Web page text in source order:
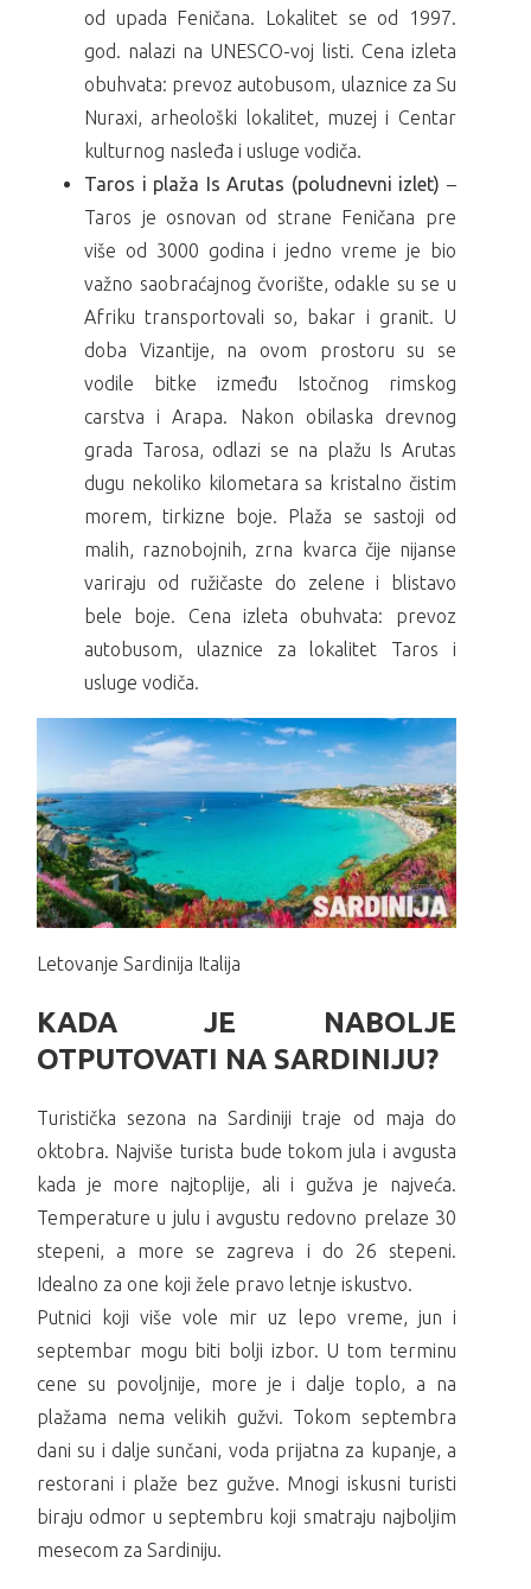
od upada Feničana. Lokalitet se od 1997.
god. nalazi na UNESCO-voj listi. Cena izleta
obuhvata: prevoz autobusom, ulaznice za Su
Nuraxi, arheološki lokalitet, muzej i Centar
kulturnog nasleđa i usluge vodiča.
Taros i plaža Is Arutas (poludnevni izlet) –
Taros je osnovan od strane Feničana pre
više od 3000 godina i jedno vreme je bio
važno saobraćajnog čvorište, odakle su se u
Afriku transportovali so, bakar i granit. U
doba Vizantije, na ovom prostoru su se
vodile bitke između Istočnog rimskog
carstva i Arapa. Nakon obilaska drevnog
grada Tarosa, odlazi se na plažu Is Arutas
dugu nekoliko kilometara sa kristalno čistim
morem, tirkizne boje. Plaža se sastoji od
malih, raznobojnih, zrna kvarca čije nijanse
variraju od ružičaste do zelene i blistavo
bele boje. Cena izleta obuhvata: prevoz
autobusom, ulaznice za lokalitet Taros i
usluge vodiča.
Letovanje Sardinija Italija
KADA JE NABOLJE
OTPUTOVATI NA SARDINIJU?
Turistička sezona na Sardiniji traje od maja do
oktobra. Najviše turista bude tokom jula i avgusta
kada je more najtoplije, ali i gužva je najveća.
Temperature u julu i avgustu redovno prelaze 30
stepeni, a more se zagreva i do 26 stepeni.
Idealno za one koji žele pravo letnje iskustvo.
Putnici koji više vole mir uz lepo vreme, jun i
septembar mogu biti bolji izbor. U tom terminu
cene su povoljnije, more je i dalje toplo, a na
plažama nema velikih gužvi. Tokom septembra
dani su i dalje sunčani, voda prijatna za kupanje, a
restorani i plaže bez gužve. Mnogi iskusni turisti
biraju odmor u septembru koji smatraju najboljim
mesecom za Sardiniju.